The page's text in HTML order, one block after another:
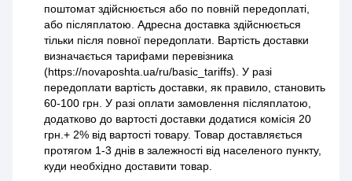
поштомат здійснюється або по повній передоплаті,
або післяплатою. Адресна доставка здійснюється
тільки після повної передоплати. Вартість доставки
визначається тарифами перевізника
(https://novaposhta.ua/ru/basic_tariffs). У разі
передоплати вартість доставки, як правило, становить
60-100 грн. У разі оплати замовлення післяплатою,
додатково до вартості доставки додатися комісія 20
грн.+ 2% від вартості товару. Товар доставляється
протягом 1-3 днів в залежності від населеного пункту,
куди необхідно доставити товар.